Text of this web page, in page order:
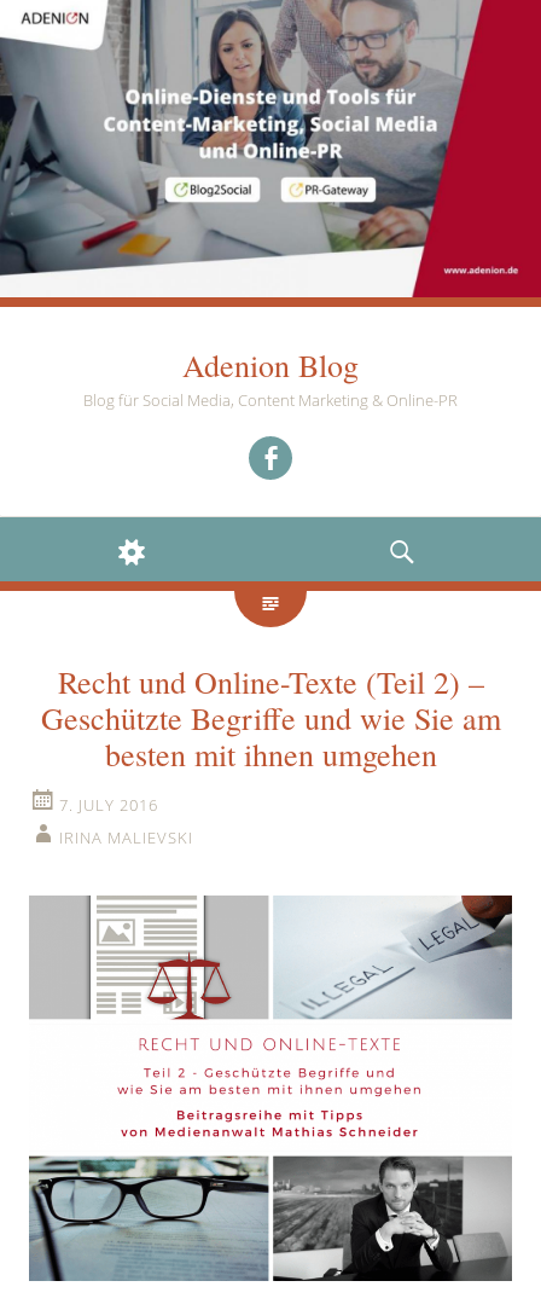
Adenion Blog
Blog für Social Media, Content Marketing & Online-PR
WIDGETS
SEARCH
Recht und Online-Texte (Teil 2) –
Geschützte Begriffe und wie Sie am
besten mit ihnen umgehen
7. JULY 2016
IRINA MALIEVSKI